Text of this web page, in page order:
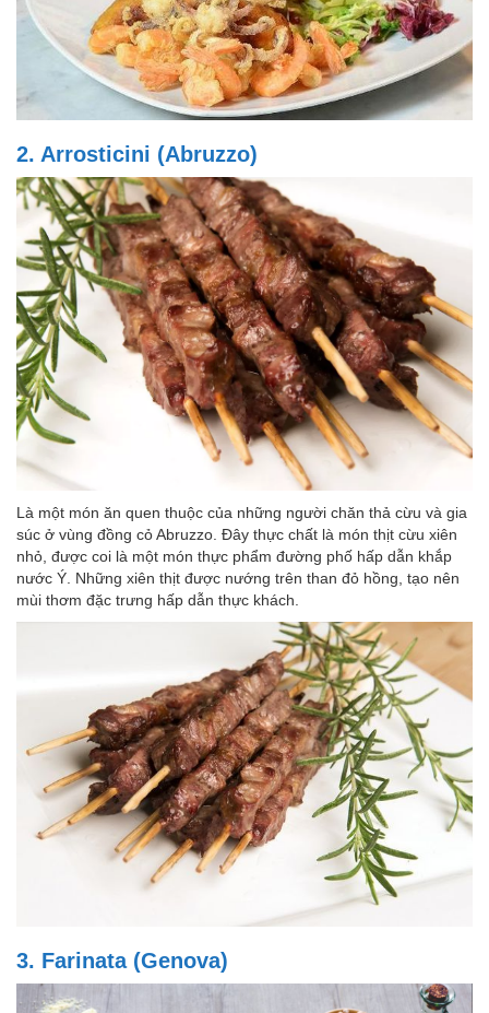
2. Arrosticini (Abruzzo)
Là một món ăn quen thuộc của những người chăn thả cừu và gia
súc ở vùng đồng cỏ Abruzzo. Đây thực chất là món thịt cừu xiên
nhỏ, được coi là một món thực phẩm đường phố hấp dẫn khắp
nước Ý. Những xiên thịt được nướng trên than đỏ hồng, tạo nên
mùi thơm đặc trưng hấp dẫn thực khách.
3. Farinata (Genova)